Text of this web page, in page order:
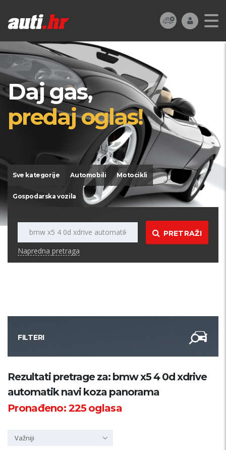
Daj gas,
predaj oglas!
Sve kategorije Automobili Motocikli
Gospodarska vozila
PRETRAŽI
Napredna pretraga
FILTERI
Kategorija
Županija
Rezultati pretrage za: bmw x5 4 0d xdrive
automatik navi koza panorama
Pronađeno:225oglasa
Važniji